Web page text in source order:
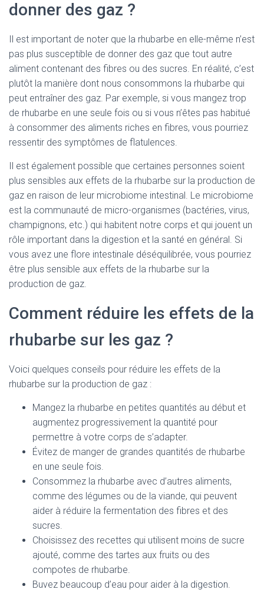
donner des gaz ?
Il est important de noter que la rhubarbe en elle-même n’est
pas plus susceptible de donner des gaz que tout autre
aliment contenant des fibres ou des sucres. En réalité, c’est
plutôt la manière dont nous consommons la rhubarbe qui
peut entraîner des gaz. Par exemple, si vous mangez trop
de rhubarbe en une seule fois ou si vous n’êtes pas habitué
à consommer des aliments riches en fibres, vous pourriez
ressentir des symptômes de flatulences.
Il est également possible que certaines personnes soient
plus sensibles aux effets de la rhubarbe sur la production de
gaz en raison de leur microbiome intestinal. Le microbiome
est la communauté de micro-organismes (bactéries, virus,
champignons, etc.) qui habitent notre corps et qui jouent un
rôle important dans la digestion et la santé en général. Si
vous avez une flore intestinale déséquilibrée, vous pourriez
être plus sensible aux effets de la rhubarbe sur la
production de gaz.
Comment réduire les effets de la
rhubarbe sur les gaz ?
Voici quelques conseils pour réduire les effets de la
rhubarbe sur la production de gaz :
Mangez la rhubarbe en petites quantités au début et
augmentez progressivement la quantité pour
permettre à votre corps de s’adapter.
Évitez de manger de grandes quantités de rhubarbe
en une seule fois.
Consommez la rhubarbe avec d’autres aliments,
comme des légumes ou de la viande, qui peuvent
aider à réduire la fermentation des fibres et des
sucres.
Choisissez des recettes qui utilisent moins de sucre
ajouté, comme des tartes aux fruits ou des
compotes de rhubarbe.
Buvez beaucoup d’eau pour aider à la digestion.